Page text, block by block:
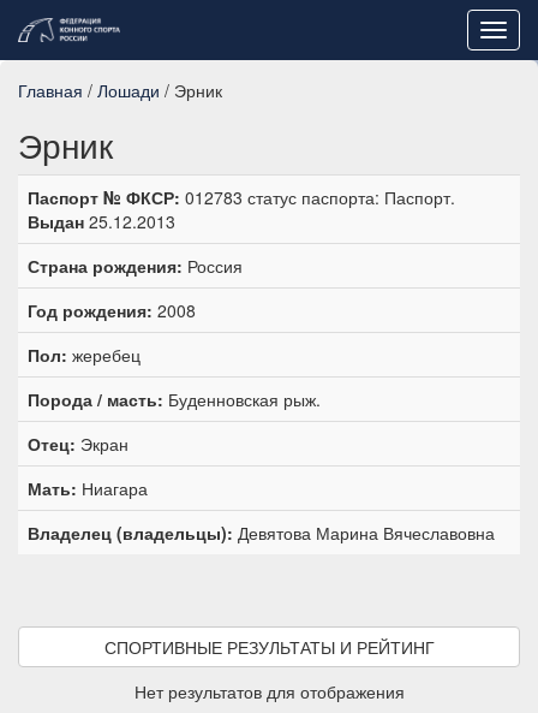
Главная / Лошади / Эрник
Эрник
Паспорт № ФКСР: 012783 статус паспорта: Паспорт.
Выдан 25.12.2013
Страна рождения: Россия
Год рождения: 2008
Пол: жеребец
Порода / масть: Буденновская рыж.
Отец: Экран
Мать: Ниагара
Владелец (владельцы): Девятова Марина Вячеславовна
СПОРТИВНЫЕ РЕЗУЛЬТАТЫ И РЕЙТИНГ
Нет результатов для отображения